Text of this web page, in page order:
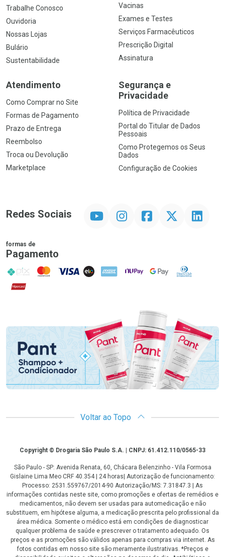
Trabalhe Conosco
Ouvidoria
Nossas Lojas
Bulário
Sustentabilidade
Vacinas
Exames e Testes
Serviços Farmacêuticos
Prescrição Digital
Assinatura
Atendimento
Como Comprar no Site
Formas de Pagamento
Prazo de Entrega
Reembolso
Troca ou Devolução
Marketplace
Segurança e
Privacidade
Política de Privacidade
Portal do Titular de Dados
Pessoais
Como Protegemos os Seus
Dados
Configuração de Cookies
Redes Sociais InstagramFacebookTwitter Linkedin
formas de
Pagamento
PIX MasterCard
VISA ELO AMEX NuPay Google PayDiners Club
Hipercard
Promoção em Destaque
Voltar ao Topo
CopyrightCopyright © Drogaria São Paulo S.A. | CNPJ: 61.412.110/0565-33
São Paulo - SP: Avenida Renata, 60, Chácara Belenzinho - Vila Formosa
Gislaine Lima Meo CRF 40.354 | 24 horas| Autorização de funcionamento:
Processo: 2531.559767/2014-90 Autorização/MS: 7.31847.3 | As
informações contidas neste site, como promoções e ofertas de remédios e
medicamentos, não devem ser usadas para automedicação e não
substituem, em hipótese alguma, a medicação prescrita pelo profissional da
área médica. Somente o médico está em condições de diagnosticar
qualquer problema de saúde e prescrever o tratamento adequado. Os
preços e as promoções são válidos apenas para compras via internet. As
fotos contidas em nosso site são meramente ilustrativas. *Preços e